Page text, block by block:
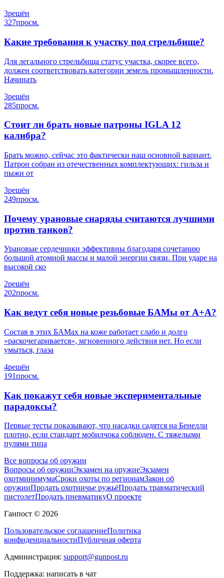
3решён
327просм.
Какие требования к участку под стрельбище?
Для легального стрельбища статус участка, скорее всего,
должен соответствовать категории земель промышленности.
Начинать
3решён
285просм.
Стоит ли брать новые патроны IGLA 12
калибра?
Брать можно, сейчас это фактически наш основной вариант.
Патрон собран из отечественных комплектующих: гильза и
пыжи от
3решён
249просм.
Почему урановые снаряды считаются лучшими
против танков?
Урановые сердечники эффективны благодаря сочетанию
большой атомной массы и малой энергии связи. При ударе на
высокой ско
2решён
202просм.
Как ведут себя новые резьбовые БАМы от А+А?
Состав в этих БАМах на коже работает слабо и долго
«раскочегаривается», мгновенного действия нет. Но если
умыться, глаза
4решён
191просм.
Как покажут себя новые экспериментальные
парадоксы?
Первые тесты показывают, что насадки садятся на Бенелли
плотно, если стандарт мобилчока соблюден. С тяжелыми
пулями типа
Все вопросы об оружии
Вопросы об оружииЭкзамен на оружиеЭкзамен
охотминимумаСроки охоты по регионамЗакон об
оружииПродать охотничье ружьёПродать травматический
пистолетПродать пневматикуО проекте
Ганпост © 2026
Пользовательское соглашениеПолитика
конфиденциальностиПубличная оферта
Администрация: support@gunpost.ru
Поддержка: написать в чат